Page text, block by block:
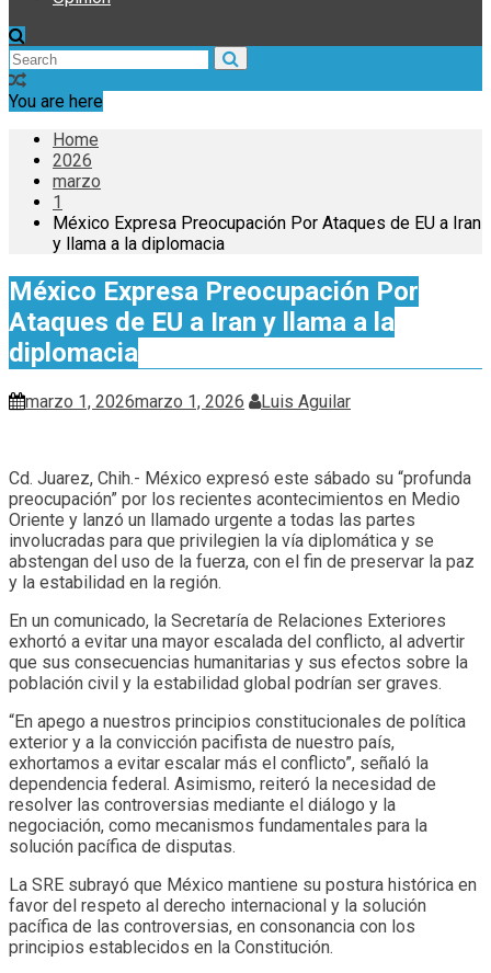
You are here
Home
2026
marzo
1
México Expresa Preocupación Por Ataques de EU a Iran
y llama a la diplomacia
México Expresa Preocupación Por
Ataques de EU a Iran y llama a la
diplomacia
marzo 1, 2026marzo 1, 2026 Luis Aguilar
Cd. Juarez, Chih.- México expresó este sábado su “profunda
preocupación” por los recientes acontecimientos en Medio
Oriente y lanzó un llamado urgente a todas las partes
involucradas para que privilegien la vía diplomática y se
abstengan del uso de la fuerza, con el fin de preservar la paz
y la estabilidad en la región.
En un comunicado, la Secretaría de Relaciones Exteriores
exhortó a evitar una mayor escalada del conflicto, al advertir
que sus consecuencias humanitarias y sus efectos sobre la
población civil y la estabilidad global podrían ser graves.
“En apego a nuestros principios constitucionales de política
exterior y a la convicción pacifista de nuestro país,
exhortamos a evitar escalar más el conflicto”, señaló la
dependencia federal. Asimismo, reiteró la necesidad de
resolver las controversias mediante el diálogo y la
negociación, como mecanismos fundamentales para la
solución pacífica de disputas.
La SRE subrayó que México mantiene su postura histórica en
favor del respeto al derecho internacional y la solución
pacífica de las controversias, en consonancia con los
principios establecidos en la Constitución.